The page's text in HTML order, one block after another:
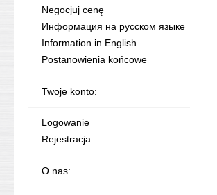
Negocjuj cenę
Информация на русском языке
Information in English
Postanowienia końcowe
Twoje konto:
Logowanie
Rejestracja
O nas: